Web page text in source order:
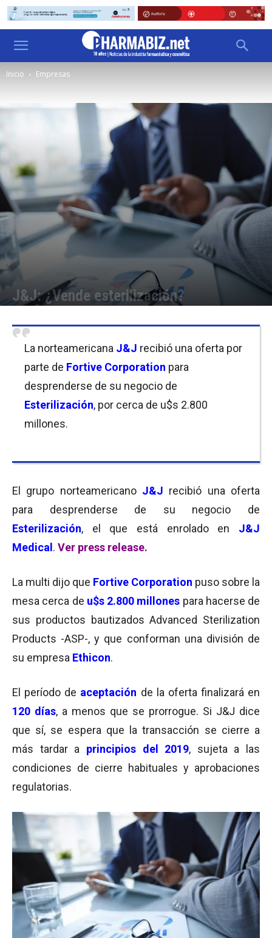
Inicio Empresas
J&J: ¿Vende esterilización?
La norteamericana J&J recibió una oferta por
parte de Fortive Corporation para
desprenderse de su negocio de
Esterilización, por cerca de u$s 2.800
millones.
El grupo norteamericano J&J recibió una oferta
para desprenderse de su negocio de
Esterilización, el que está enrolado en J&J
Medical . Ver press release.
La multi dijo que Fortive Corporation puso sobre la
mesa cerca de u$s 2.800 millones para hacerse de
sus productos bautizados Advanced Sterilization
Products -ASP-, y que conforman una división de
su empresa Ethicon.
El período de aceptación de la oferta finalizará en
120 días, a menos que se prorrogue. Si J&J dice
que sí, se espera que la transacción se cierre a
más tardar a principios del 2019, sujeta a las
condiciones de cierre habituales y aprobaciones
regulatorias.